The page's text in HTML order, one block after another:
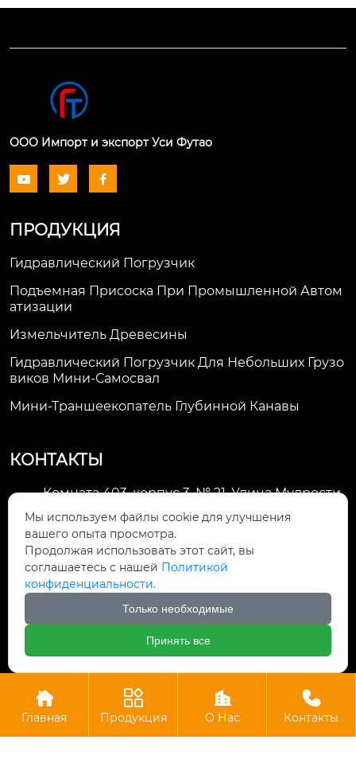
ООО Импорт и экспорт Уси Футао
  
ПРОДУКЦИЯ
Гидравлический Погрузчик
Подъемная Присоска При Промышленной Автом
Атизации
Измельчитель Древесины
Гидравлический Погрузчик Для Небольших Грузо
Виков Мини-Самосвал
Мини-Траншеекопатель Глубинной Канавы
КОНТАКТЫ
Комната 403, корпус 3, № 21, Улица Мудрости,
Зона экономического развития Хуэйшань,
город Уси
li@futaogroup.com

Авторское право©ООО Импорт и экспорт Уси Футао

Главная

Продукция

О Нас

Контакты
Мы используем файлы cookie для улучшения
вашего опыта просмотра.
Продолжая использовать этот сайт, вы
соглашаетесь с нашей Политикой
конфиденциальности.
Только необходимые
Принять все